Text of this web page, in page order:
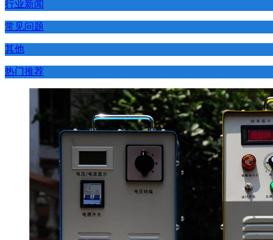
行业新闻
常见问题
其他
热门推荐